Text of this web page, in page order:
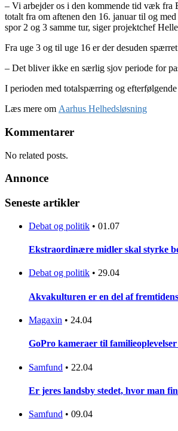
– Vi arbejder os i den kommende tid væk fra
totalt fra om aftenen den 16. januar til og
spor 2 og 3 samme tur, siger projektchef
Fra uge 3 og til uge 16 er der desuden
– Det bliver ikke en særlig sjov periode for
I perioden med totalspærring og
Læs mere om Aarhus Helhedsløsning
Kommentarer
No related posts.
Annonce
Seneste artikler
Debat og politik • 01.07
Ekstraordinære midler skal styrke
Debat og politik • 29.04
Akvakulturen er en del af
Magaxin • 24.04
GoPro kameraer til
Samfund • 22.04
Er jeres landsby stedet, hvor man
Samfund • 09.04